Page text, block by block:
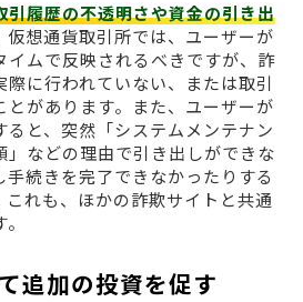
引履歴の不透明さや資金の引き出
仮想通貨取引所では、ユーザーが
イムで反映されるべきですが、詐
に行われていない、または取引
とがあります。また、ユーザーが
ると、突然「システムメンテナン
」などの理由で引き出しができな
手続きを完了できなかったりする
これも、ほかの詐欺サイトと共通
追加の投資を促す